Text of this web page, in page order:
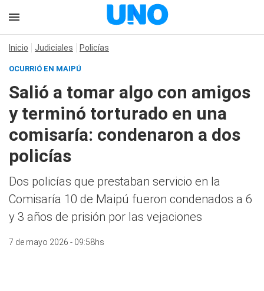
Inicio Judiciales Policías
OCURRIÓ EN MAIPÚ
Salió a tomar algo con amigos
y terminó torturado en una
comisaría: condenaron a dos
policías
Dos policías que prestaban servicio en la
Comisaría 10 de Maipú fueron condenados a 6
y 3 años de prisión por las vejaciones
7 de mayo 2026 - 09:58hs